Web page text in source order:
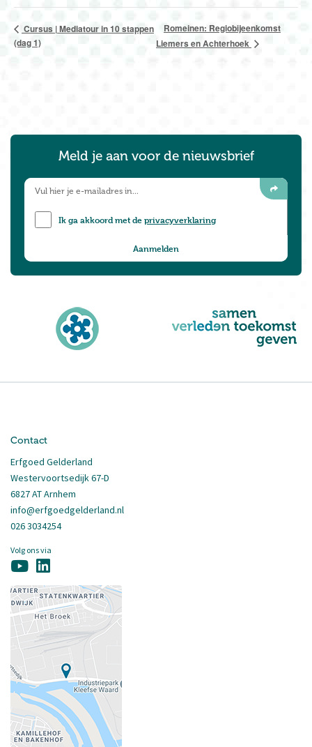
Cursus | Mediatour in 10 stappen
(dag 1)
Romeinen: Regiobijeenkomst
Liemers en Achterhoek
Meld je aan voor de nieuwsbrief
Ik ga akkoord met deprivacyverklaring
Contact
Erfgoed Gelderland
Westervoortsedijk 67-D
6827 AT Arnhem
info@erfgoedgelderland.nl
026 3034254
Volg ons via